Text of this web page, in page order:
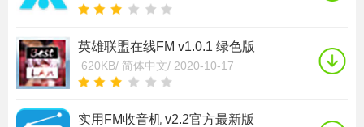
英雄联盟在线FM v1.0.1 绿色版
620KB/ 简体中文/ 2020-10-17
实用FM收音机 v2.2官方最新版